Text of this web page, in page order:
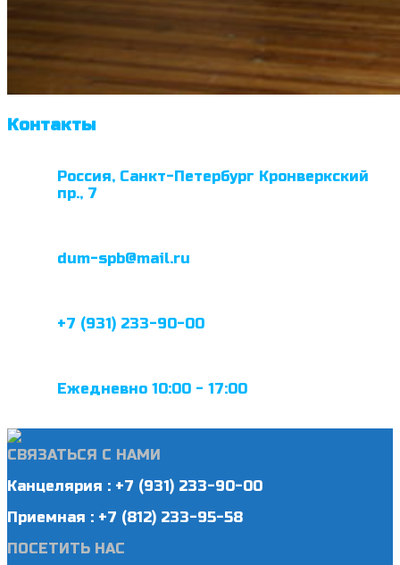
Контакты
Россия, Санкт-Петербург Кронверкский
пр., 7
dum-spb@mail.ru
+7 (931) 233-90-00
Ежедневно 10:00 - 17:00
СВЯЗАТЬСЯ С НАМИ
Канцелярия : +7 (931) 233-90-00
Приемная : +7 (812) 233-95-58
ПОСЕТИТЬ НАС